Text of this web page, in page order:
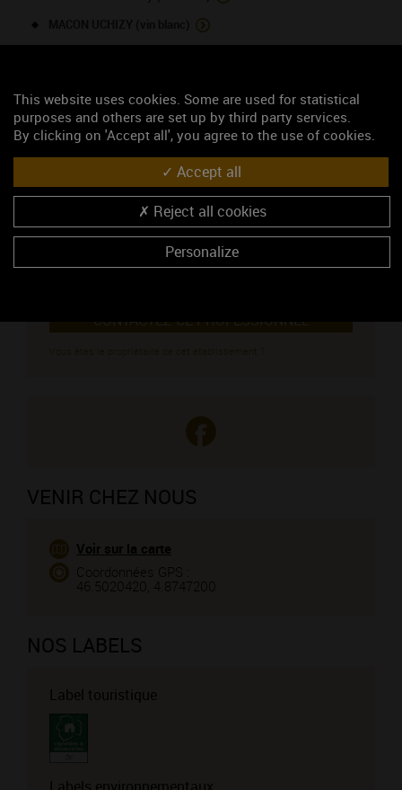
Domaine Talmard Gérald
Viticulteur
685, Route de Chardonnay
71700 UCHIZY
Madame TALMARD Sandrine
03 85 40 59 40
CONTACTEZ CE PROFESSIONNEL
VENIR CHEZ NOUS
Voir sur la carte
Coordonnées GPS :
46.5020420, 4.8747200
NOS LABELS
Label touristique
This website uses cookies. Some are used for statistical
purposes and others are set up by third party services.
By clicking on 'Accept all', you agree to the use of cookies.
Accept all
Reject all cookies
Personalize